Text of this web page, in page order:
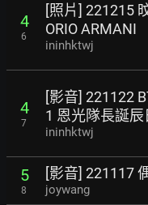
4
6
[照片] 221215
ORIO ARMANI
ininhktwj
4
7
[影音] 221122
1 恩光隊長誕辰
ininhktwj
5
8
[影音] 221117
joywang